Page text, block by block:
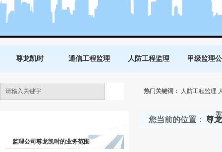
尊龙凯时 通信工程监理 人防工程监理 甲级监理
热门关键词： 人防工程监理
监理公司尊龙凯时的业务范围
您当前的位置： 尊